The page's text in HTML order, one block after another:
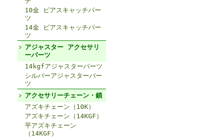
10金 ピアスキャッチパー
ツ
14金 ピアスキャッチパー
ツ
アジャスター アクセサリ
ーパーツ
14kgfアジャスターパーツ
シルバーアジャスターパー
ツ
アクセサリーチェーン・鎖
アズキチェーン（10K）
アズキチェーン（14KGF）
平アズキチェーン
（14KGF）